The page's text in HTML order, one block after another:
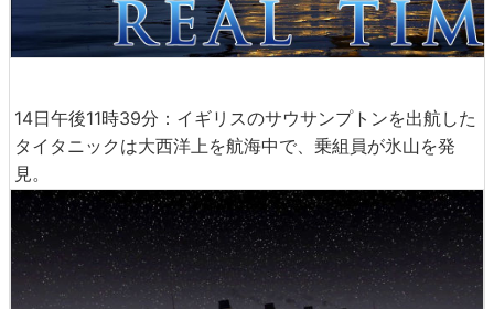
14日午後11時39分：イギリスのサウサンプトンを出航した
タイタニックは大西洋上を航海中で、乗組員が氷山を発
見。